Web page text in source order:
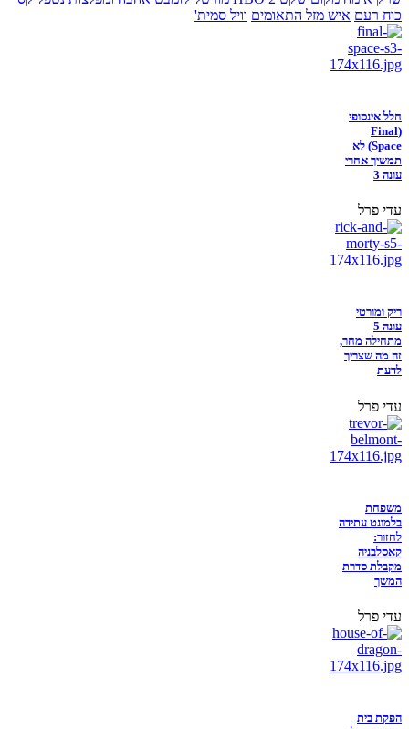
כוח רעם איש מזל התאומים וויל סמית'
חלל אינסופי
(Final
Space) לא
תמשיך אחרי
עונה 3
עדי פרל
ריק ומורטי
עונה 5
מתחילה מחר,
זה מה שצריך
לדעת
עדי פרל
משפחת
בלמונט עתידה
לחזור:
קאסלבניה
מקבלת סדרת
המשך
עדי פרל
הפקת בית